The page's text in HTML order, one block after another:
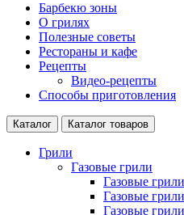
Барбекю зоны
О грилях
Полезные советы
Рестораны и кафе
Рецепты
Видео-рецепты
Способы приготовления
Каталог Каталог товаров
Грили
Газовые грили
Газовые
Газовые
Газовые